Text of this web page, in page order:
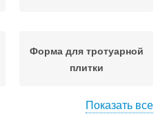
Форма для тротуарной
плитки
Показать все